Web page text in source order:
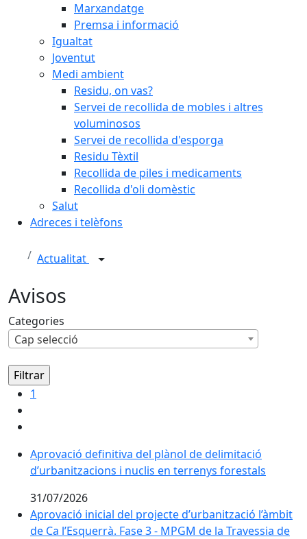
Marxandatge
Premsa i informació
Igualtat
Joventut
Medi ambient
Residu, on vas?
Servei de recollida de mobles i altres
voluminosos
Servei de recollida d'esporga
Residu Tèxtil
Recollida de piles i medicaments
Recollida d'oli domèstic
Salut
Adreces i telèfons
Actualitat
Avisos
Categories
Cap selecció
1
Aprovació definitiva del plànol de delimitació
Aprovació definitiva del plànol de delimitació
d’urbanitzacions i nuclis en terrenys forestals
31/07/2026
Aprovació inicial del projecte d’urbanització l’àmbit
Aprovació inicial del projecte d’urbanització l’àmbit
de Ca l’Esquerrà. Fase 3 - MPGM de la Travessia de